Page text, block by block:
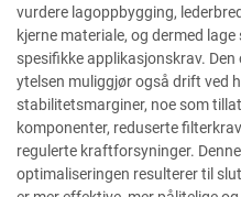
vurdere lagoppbygging,
kjerne materiale, og dermed
spesifikke applikasjonskrav.
ytelsen muliggjør også drift ved
stabilitetsmarginer, noe som
komponenter, reduserte
regulerte kraftforsyninger.
optimaliseringen resulterer til